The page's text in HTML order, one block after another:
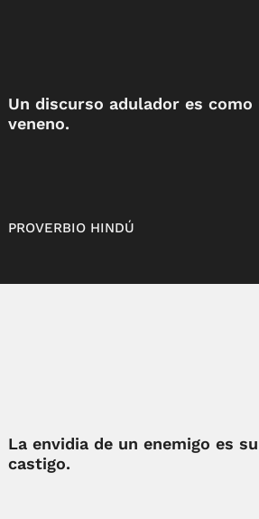
Un discurso adulador es como
veneno.
PROVERBIO HINDÚ
La envidia de un enemigo es
castigo.